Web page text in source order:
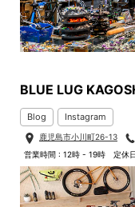
BLUE LUG
Blog Instagram
鹿児島市小川町26-13
営業時間 : 12時 - 19時
定休